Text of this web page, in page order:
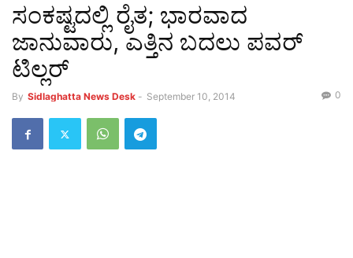
ಸಂಕಷ್ಟದಲ್ಲಿ ರೈತ; ಭಾರವಾದ
ಜಾನುವಾರು, ಎತ್ತಿನ ಬದಲು ಪವರ್‌
ಟಿಲ್ಲರ್‌
By Sidlaghatta News Desk - September 10, 2014 0